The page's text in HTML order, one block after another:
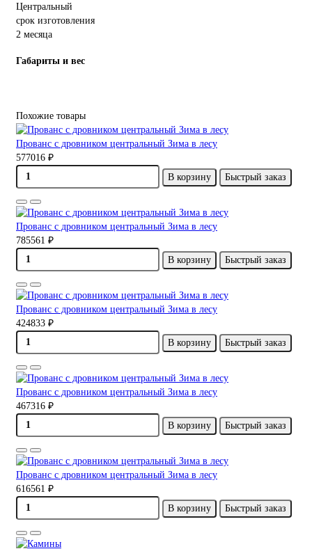
Центральный
срок изготовления
2 месяца
Габариты и вес
Похожие товары
Прованс с дровником центральный Зима в лесу
577016 ₽
В корзину
Быстрый заказ
Прованс с дровником центральный Зима в лесу
785561 ₽
В корзину
Быстрый заказ
Прованс с дровником центральный Зима в лесу
424833 ₽
В корзину
Быстрый заказ
Прованс с дровником центральный Зима в лесу
467316 ₽
В корзину
Быстрый заказ
Прованс с дровником центральный Зима в лесу
616561 ₽
В корзину
Быстрый заказ